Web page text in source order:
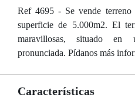
Ref 4695 - Se vende
superficie de 5.000m2. El
maravillosas, situado en
pronunciada. Pídanos más
Características